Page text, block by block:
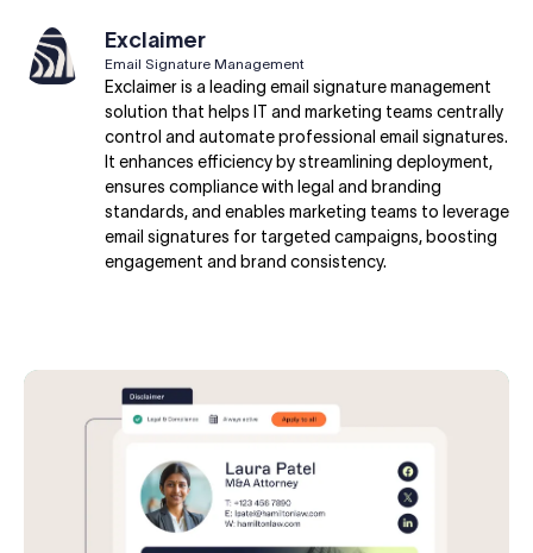
Exclaimer
Email Signature Management
Exclaimer is a leading email signature management
solution that helps IT and marketing teams centrally
control and automate professional email signatures.
It enhances efficiency by streamlining deployment,
ensures compliance with legal and branding
standards, and enables marketing teams to leverage
email signatures for targeted campaigns, boosting
engagement and brand consistency.